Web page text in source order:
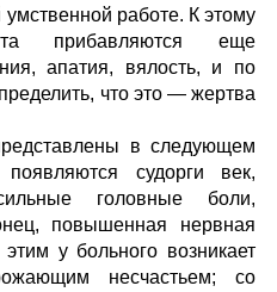
умственной работе. К этому
прибавляются еще
апатия, вялость, и по
что это — жертва
в следующем
судорги век,
головные боли,
повышенная нервная
у больного возникает
несчастьем; со